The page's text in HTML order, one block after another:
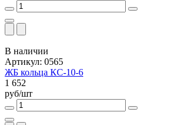
В наличии
Артикул: 0565
ЖБ кольца КС-10-6
1 652
руб/шт